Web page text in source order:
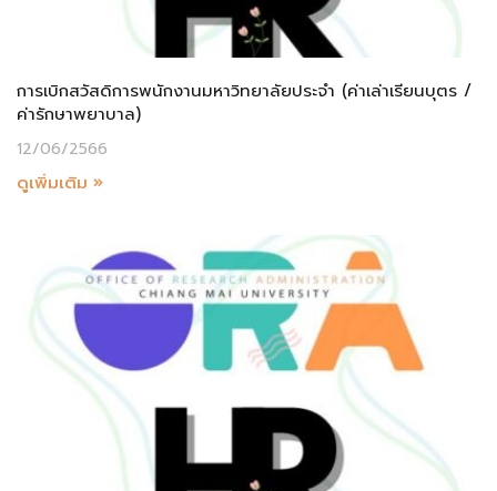
การเบิกสวัสดิการพนักงานมหาวิทยาลัยประจำ (ค่าเล่าเรียนบุตร /
ค่ารักษาพยาบาล)
12/06/2566
ดูเพิ่มเติม »